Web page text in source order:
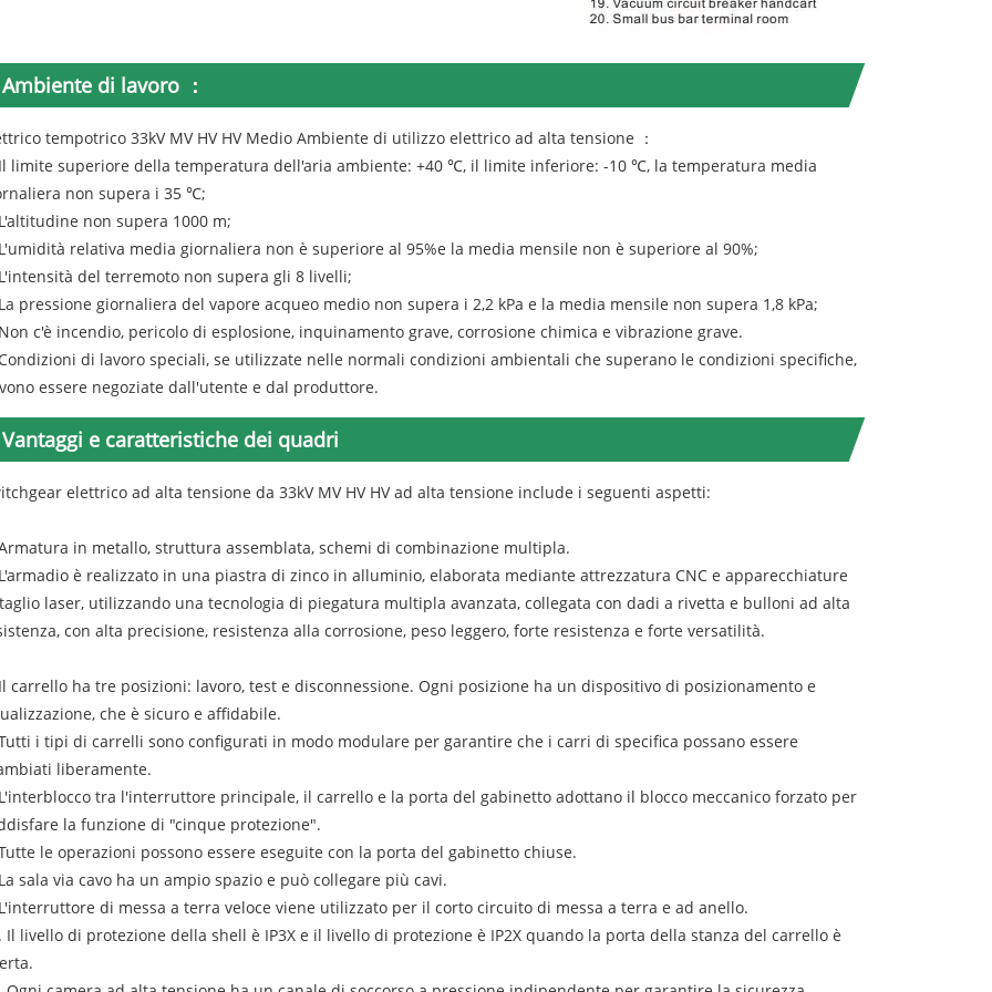
Ambiente di lavoro ：
tempotrico 33kV MV HV HV Medio Ambiente di utilizzo elettrico ad alta tensione ：
limite superiore della temperatura dell'aria ambiente: +40 ℃, il limite inferiore: -10 ℃, la temperatura media
non supera i 35 ℃;
non supera 1000 m;
relativa media giornaliera non è superiore al 95%e la media mensile non è superiore al 90%;
del terremoto non supera gli 8 livelli;
pressione giornaliera del vapore acqueo medio non supera i 2,2 kPa e la media mensile non supera 1,8 kPa;
c'è incendio, pericolo di esplosione, inquinamento grave, corrosione chimica e vibrazione grave.
di lavoro speciali, se utilizzate nelle normali condizioni ambientali che superano le condizioni specifiche,
essere negoziate dall'utente e dal produttore.
Vantaggi e caratteristiche dei quadri
elettrico ad alta tensione da 33kV MV HV HV ad alta tensione include i seguenti aspetti:
in metallo, struttura assemblata, schemi di combinazione multipla.
è realizzato in una piastra di zinco in alluminio, elaborata mediante attrezzatura CNC e apparecchiature
laser, utilizzando una tecnologia di piegatura multipla avanzata, collegata con dadi a rivetta e bulloni ad alta
con alta precisione, resistenza alla corrosione, peso leggero, forte resistenza e forte versatilità.
carrello ha tre posizioni: lavoro, test e disconnessione. Ogni posizione ha un dispositivo di posizionamento e
che è sicuro e affidabile.
i tipi di carrelli sono configurati in modo modulare per garantire che i carri di specifica possano essere
liberamente.
tra l'interruttore principale, il carrello e la porta del gabinetto adottano il blocco meccanico forzato per
la funzione di "cinque protezione".
le operazioni possono essere eseguite con la porta del gabinetto chiuse.
sala via cavo ha un ampio spazio e può collegare più cavi.
di messa a terra veloce viene utilizzato per il corto circuito di messa a terra e ad anello.
Il livello di protezione della shell è IP3X e il livello di protezione è IP2X quando la porta della stanza del carrello è